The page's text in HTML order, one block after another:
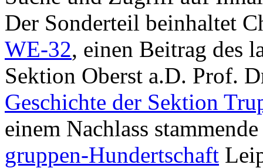
Der Sonderteil beinhaltet
WE-32, einen Beitrag des
Sektion Oberst a.D. Prof.
Geschichte der Sektion
einem Nachlass
gruppen-Hundertschaft